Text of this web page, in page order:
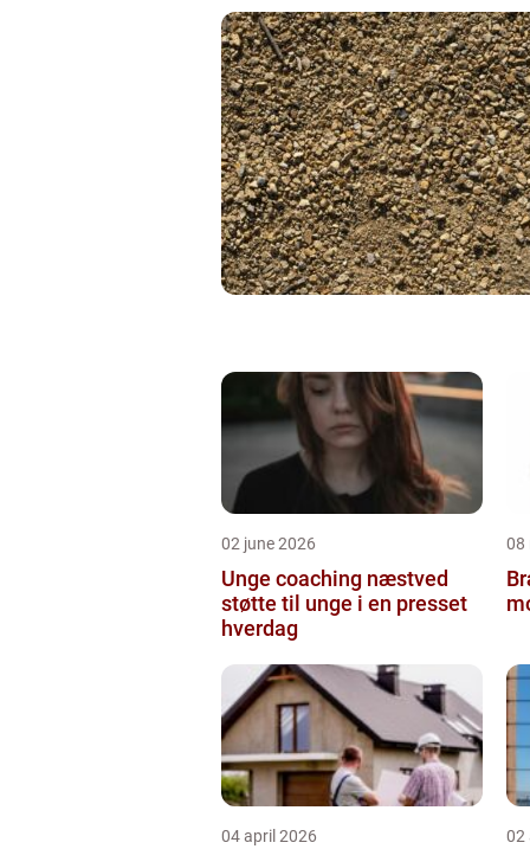
02 june 2026
Unge coaching næstved
støtte til unge i en presset
hverdag
08
04 april 2026 02